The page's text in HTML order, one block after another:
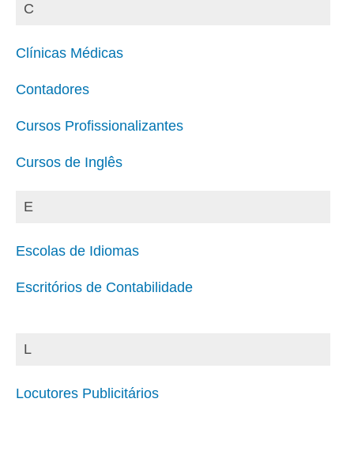
C
Clínicas Médicas
Contadores
Cursos Profissionalizantes
Cursos de Inglês
E
Escolas de Idiomas
Escritórios de Contabilidade
L
Locutores Publicitários